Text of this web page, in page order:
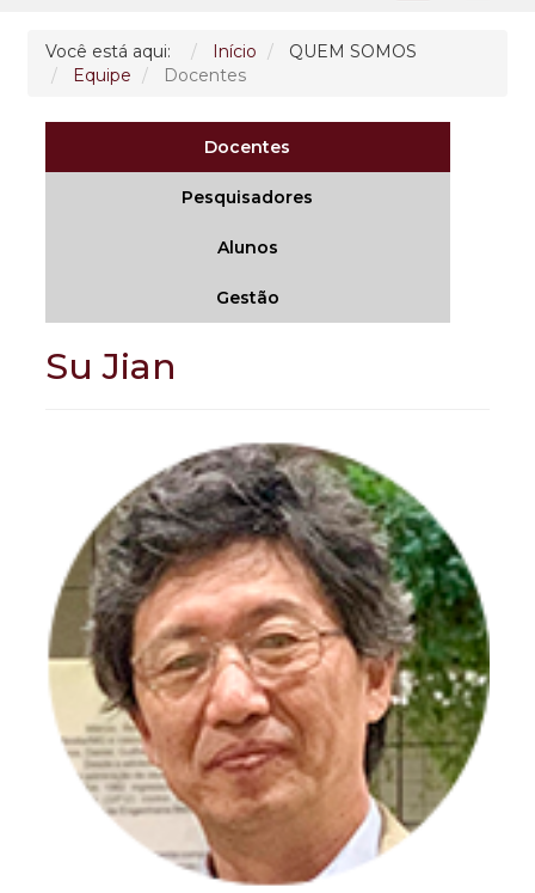
Você está aqui: Início
QUEM SOMOS
Equipe
Docentes
Docentes
Pesquisadores
Alunos
Gestão
Su Jian